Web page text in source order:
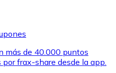
más de 40.000 puntos
frax-share desde la app.